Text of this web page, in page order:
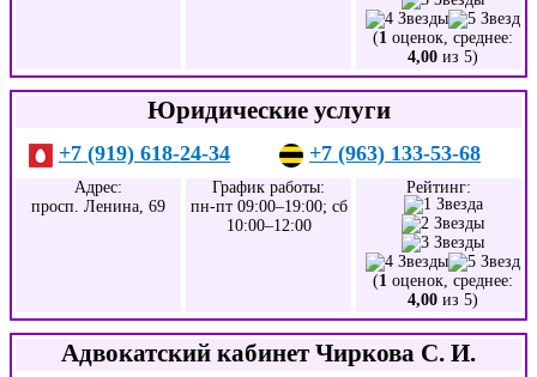
(1 оценок, среднее:
4,00 из 5)
Юридические услуги
+7 (919) 618-24-34 +7 (963) 133-53-68
Адрес:
просп. Ленина, 69
График работы:
пн-пт 09:00–19:00; сб
10:00–12:00
Рейтинг:
(1 оценок, среднее:
4,00 из 5)
Адвокатский кабинет Чиркова С. И.